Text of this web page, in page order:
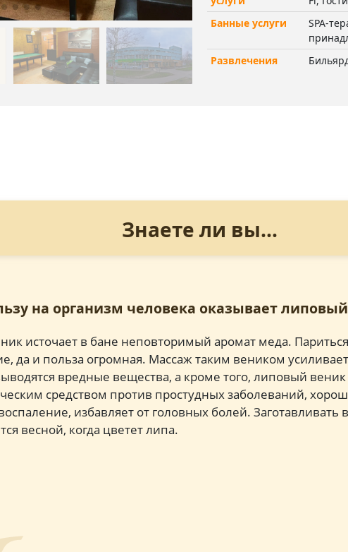
Банные услуги
SPA-
Развлечения
Знаете ли вы...
на организм человека оказывает
источает в бане неповторимый аромат меда.
да и польза огромная. Массаж таким веником
вредные вещества, а кроме того, липовый
средством против простудных заболеваний,
избавляет от головных болей. Заготавливать
весной, когда цветет липа.